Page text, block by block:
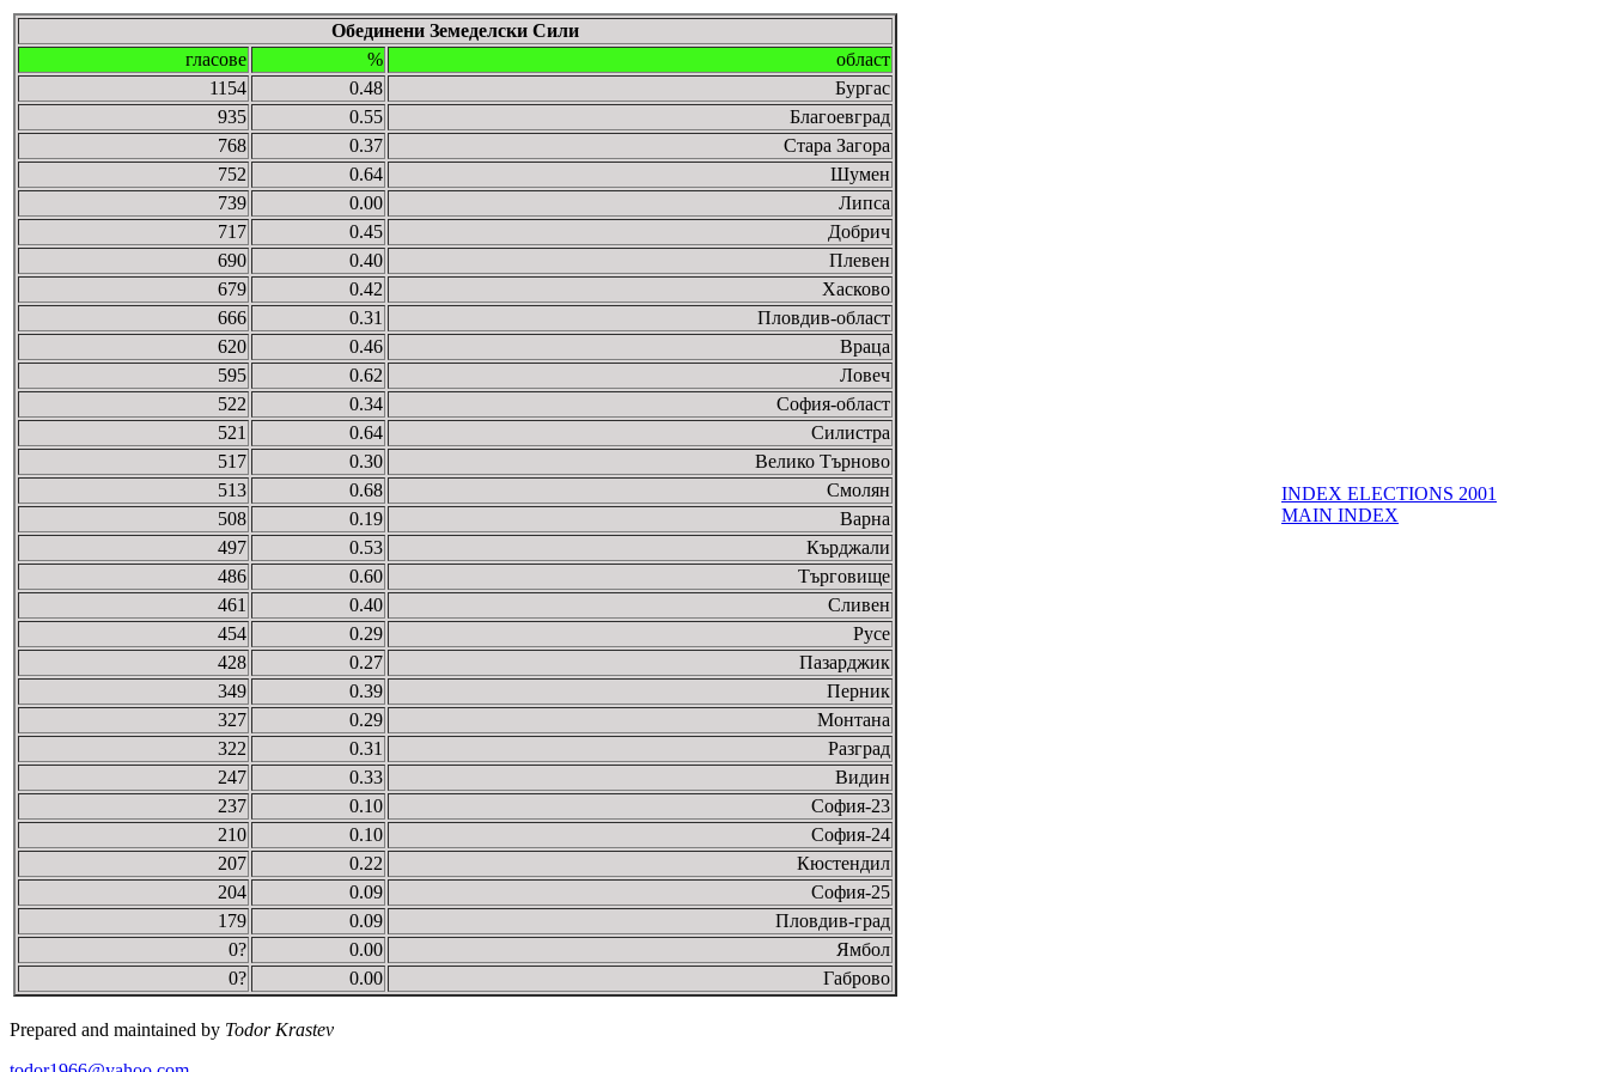
Обединени Земеделски Сили
гласове
%
област
1154
0.48
Бургас
935
0.55
Благоевград
768
0.37
Стара Загора
752
0.64
Шумен
739
0.00
Липса
717
0.45
Добрич
690
0.40
Плевен
679
0.42
Хасково
666
0.31
Пловдив-област
620
0.46
Враца
595
0.62
Ловеч
522
0.34
София-област
521
0.64
Силистра
517
0.30
Велико Търново
513
0.68
Смолян
508
0.19
Варна
497
0.53
Кърджали
486
0.60
Търговище
461
0.40
Сливен
454
0.29
Русе
428
0.27
Пазарджик
349
0.39
Перник
327
0.29
Монтана
322
0.31
Разград
247
0.33
Видин
237
0.10
София-23
210
0.10
София-24
207
0.22
Кюстендил
204
0.09
София-25
179
0.09
Пловдив-град
0?
0.00
Ямбол
0?
0.00 Габрово
INDEX ELECTIONS 2001
MAIN INDEX
Prepared and maintained by Todor Krastev